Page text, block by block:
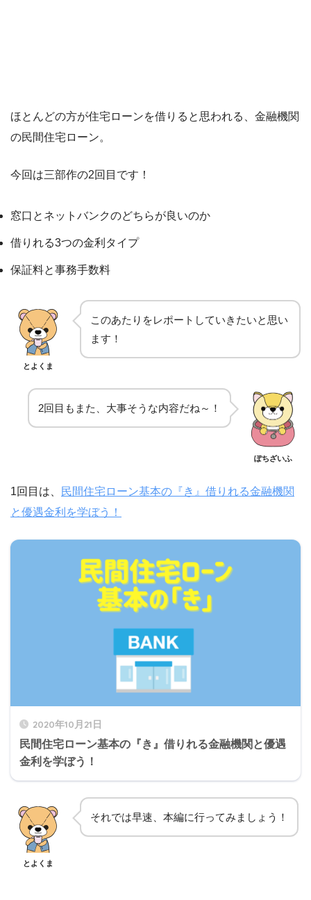
ほとんどの方が住宅ローンを借りると思われる、金融機関
の民間住宅ローン。
今回は三部作の2回目です！
窓口とネットバンクのどちらが良いのか
借りれる3つの金利タイプ
保証料と事務手数料
とよくま
このあたりをレポートしていきたいと思い
ます！
2回目もまた、大事そうな内容だね～！
ぽちざいふ
1回目は、
民間住宅ローン基本の『き』借りれる金融機関
と優遇金利を学ぼう！
2020年10月21日
民間住宅ローン基本の『き』借りれる金融機関と優遇
金利を学ぼう！
とよくま
それでは早速、本編に行ってみましょう！